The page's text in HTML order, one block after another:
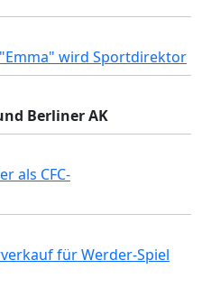
"Emma" wird Sportdirektor
Berliner AK
als CFC-
für Werder-Spiel